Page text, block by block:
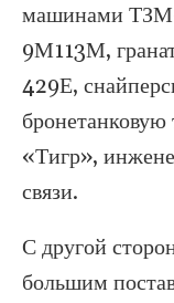
машинами
9М113М,
429Е,
«Тигр»,
связи.
С другой
большим